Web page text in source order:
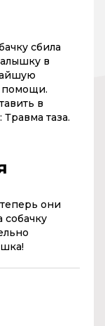
сбила
в
помощи.
в
таза.
они
собачку